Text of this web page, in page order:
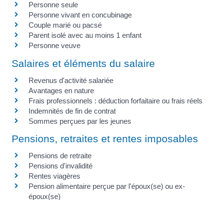
Personne seule
Personne vivant en concubinage
Couple marié ou pacsé
Parent isolé avec au moins 1 enfant
Personne veuve
Salaires et éléments du salaire
Revenus d'activité salariée
Avantages en nature
Frais professionnels : déduction forfaitaire ou frais réels
Indemnités de fin de contrat
Sommes perçues par les jeunes
Pensions, retraites et rentes imposables
Pensions de retraite
Pensions d'invalidité
Rentes viagères
Pension alimentaire perçue par l'époux(se) ou ex-
époux(se)